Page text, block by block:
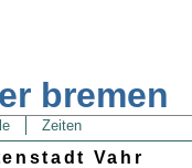
bremen
Zeiten
Vahr